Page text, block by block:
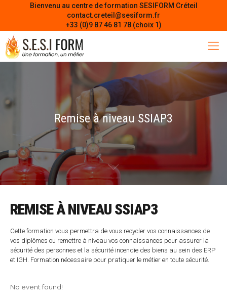
Bienvenu au centre de formation SESIFORM Créteil
contact.creteil@sesiform.fr
+33 (0)9 87 46 81 78 (choix 1)
Remise à niveau SSIAP3
REMISE À NIVEAU SSIAP3
Cette formation vous permettra de vous recycler vos connaissances de
vos diplômes ou remettre à niveau vos connaissances pour assurer la
sécurité des personnes et la sécurité incendie des biens au sein des ERP
et IGH. Formation nécessaire pour pratiquer le métier en toute sécurité.
No event found!